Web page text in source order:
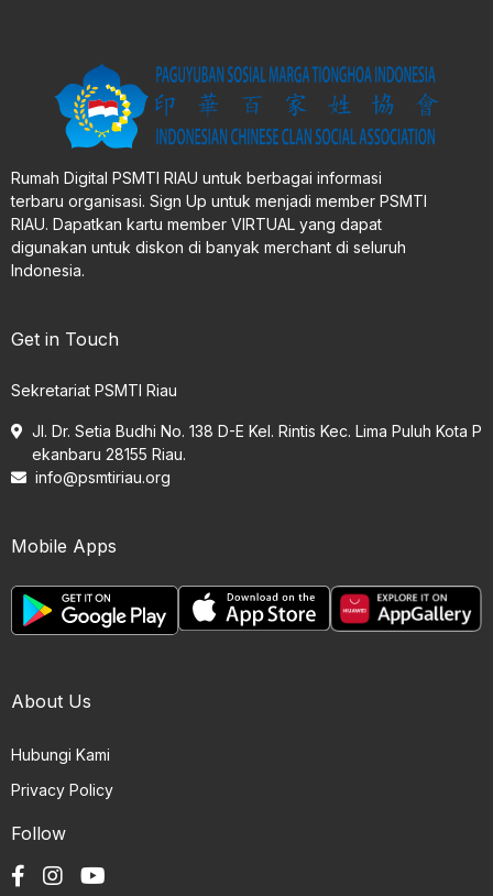
Rumah Digital PSMTI RIAU untuk berbagai informasi
terbaru organisasi. Sign Up untuk menjadi member PSMTI
RIAU. Dapatkan kartu member VIRTUAL yang dapat
digunakan untuk diskon di banyak merchant di seluruh
Indonesia.
Get in Touch
Sekretariat PSMTI Riau
Jl. Dr. Setia Budhi No. 138 D-E Kel. Rintis Kec. Lima Puluh Kota P
ekanbaru 28155 Riau.
info@psmtiriau.org
Mobile Apps
About Us
Hubungi Kami
Privacy Policy
Follow